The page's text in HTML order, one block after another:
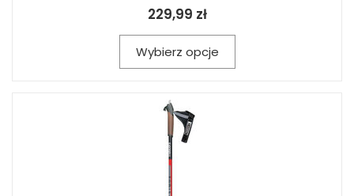
229,99 zł
Wybierz opcje